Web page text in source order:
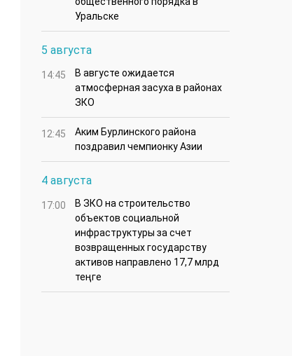
Уральске
5 августа
14:45
В августе ожидается
атмосферная засуха в районах
ЗКО
12:45
Аким Бурлинского района
поздравил чемпионку Азии
4 августа
17:00
В ЗКО на строительство
объектов социальной
инфраструктуры за счет
возвращенных государству
активов направлено 17,7 млрд
теңге